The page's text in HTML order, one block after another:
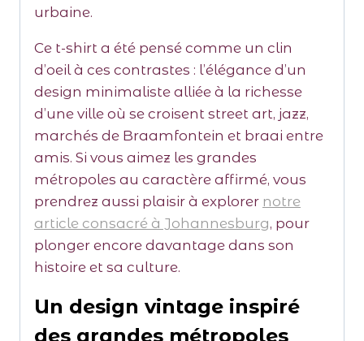
urbaine.
Ce t-shirt a été pensé comme un clin
d’oeil à ces contrastes : l’élégance d’un
design minimaliste alliée à la richesse
d’une ville où se croisent street art, jazz,
marchés de Braamfontein et braai entre
amis. Si vous aimez les grandes
métropoles au caractère affirmé, vous
prendrez aussi plaisir à explorer notre
article consacré à Johannesburg, pour
plonger encore davantage dans son
histoire et sa culture.
Un design vintage inspiré
des grandes métropoles